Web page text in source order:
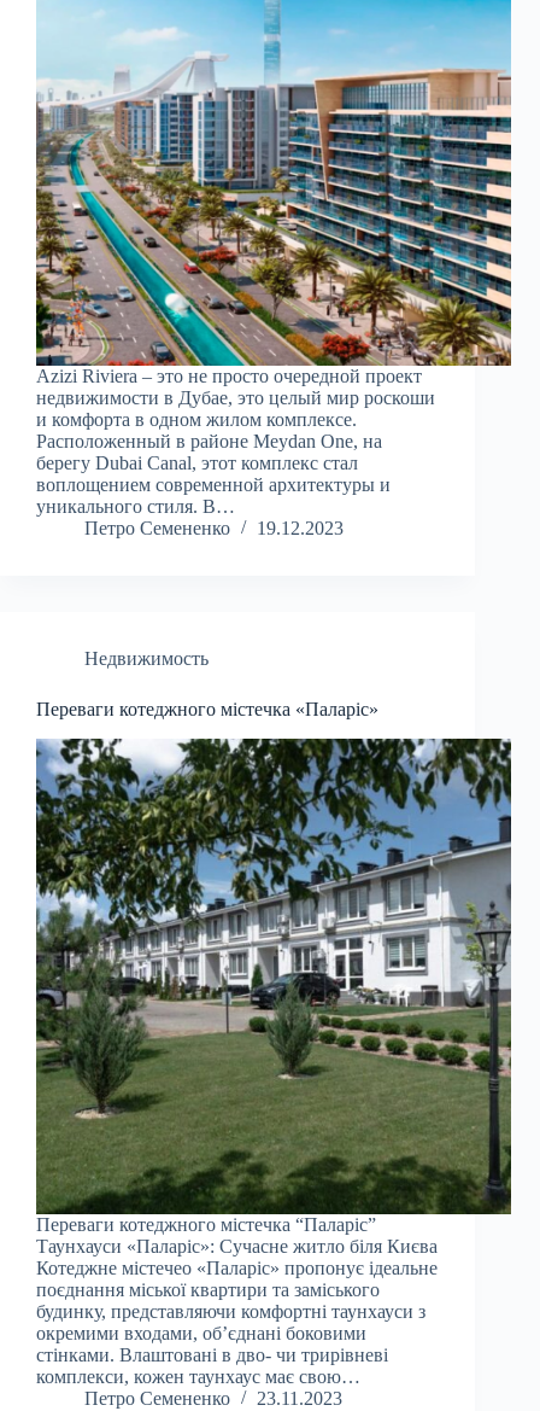
Azizi Riviera – это не просто очередной проект
недвижимости в Дубае, это целый мир роскоши
и комфорта в одном жилом комплексе.
Расположенный в районе Meydan One, на
берегу Dubai Canal, этот комплекс стал
воплощением современной архитектуры и
уникального стиля. В…
Петро Семененко
19.12.2023
Недвижимость
Переваги котеджного містечка «Паларіс»
Переваги котеджного містечка “Паларіс”
Таунхауси «Паларіс»: Сучасне житло біля Києва
Котеджне містечео «Паларіс» пропонує ідеальне
поєднання міської квартири та заміського
будинку, представляючи комфортні таунхауси з
окремими входами, об’єднані боковими
стінками. Влаштовані в дво- чи трирівневі
комплекси, кожен таунхаус має свою…
Петро Семененко
23.11.2023